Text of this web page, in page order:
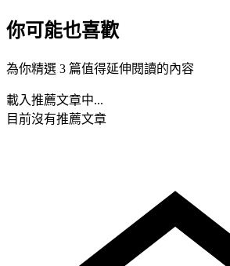
你可能也喜歡
為你精選 3 篇值得延伸閱讀的內容
載入推薦文章中...
目前沒有推薦文章